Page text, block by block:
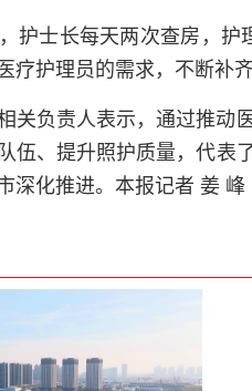
护士长每天两次查房，
疗护理员的需求，不断补
关负责人表示，通过推动
伍、提升照护质量，代
深化推进。本报记者 姜 峰